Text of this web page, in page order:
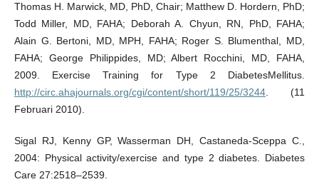
Thomas H. Marwick, MD, PhD, Chair; Matthew D. Hordern, PhD;
Todd Miller, MD, FAHA; Deborah A. Chyun, RN, PhD, FAHA;
Alain G. Bertoni, MD, MPH, FAHA; Roger S. Blumenthal, MD,
FAHA; George Philippides, MD; Albert Rocchini, MD, FAHA,
2009. Exercise Training for Type 2 DiabetesMellitus.
http://circ.ahajournals.org/cgi/content/short/119/25/3244. (11
Februari 2010).
Sigal RJ, Kenny GP, Wasserman DH, Castaneda-Sceppa C.,
2004: Physical activity/exercise and type 2 diabetes. Diabetes
Care 27:2518–2539.